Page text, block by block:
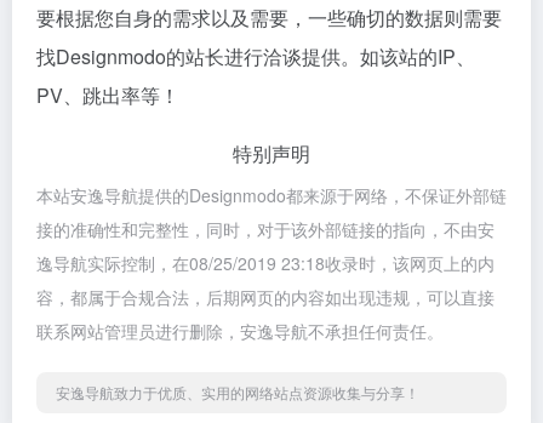
要根据您自身的需求以及需要，一些确切的数据则需要
找Designmodo的站长进行洽谈提供。如该站的IP、
PV、跳出率等！
特别声明
本站安逸导航提供的Designmodo都来源于网络，不保证外部链
接的准确性和完整性，同时，对于该外部链接的指向，不由安
逸导航实际控制，在08/25/2019 23:18收录时，该网页上的内
容，都属于合规合法，后期网页的内容如出现违规，可以直接
联系网站管理员进行删除，安逸导航不承担任何责任。
安逸导航致力于优质、实用的网络站点资源收集与分享！